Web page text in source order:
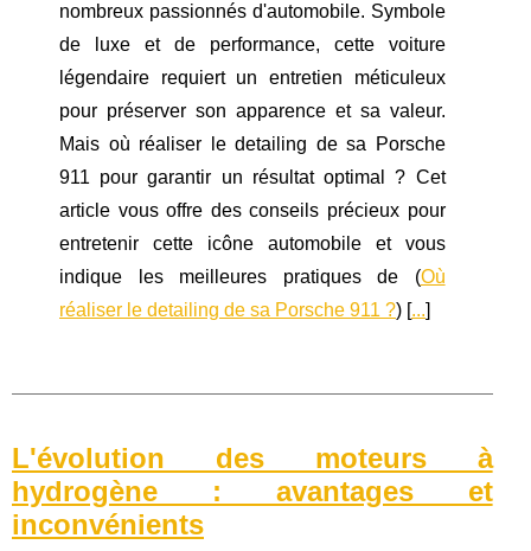
nombreux passionnés d'automobile. Symbole
de luxe et de performance, cette voiture
légendaire requiert un entretien méticuleux
pour préserver son apparence et sa valeur.
Mais où réaliser le detailing de sa Porsche
911 pour garantir un résultat optimal ? Cet
article vous offre des conseils précieux pour
entretenir cette icône automobile et vous
indique les meilleures pratiques de (Où
réaliser le detailing de sa Porsche 911 ?) [...]
L'évolution des moteurs à
hydrogène : avantages et
inconvénients